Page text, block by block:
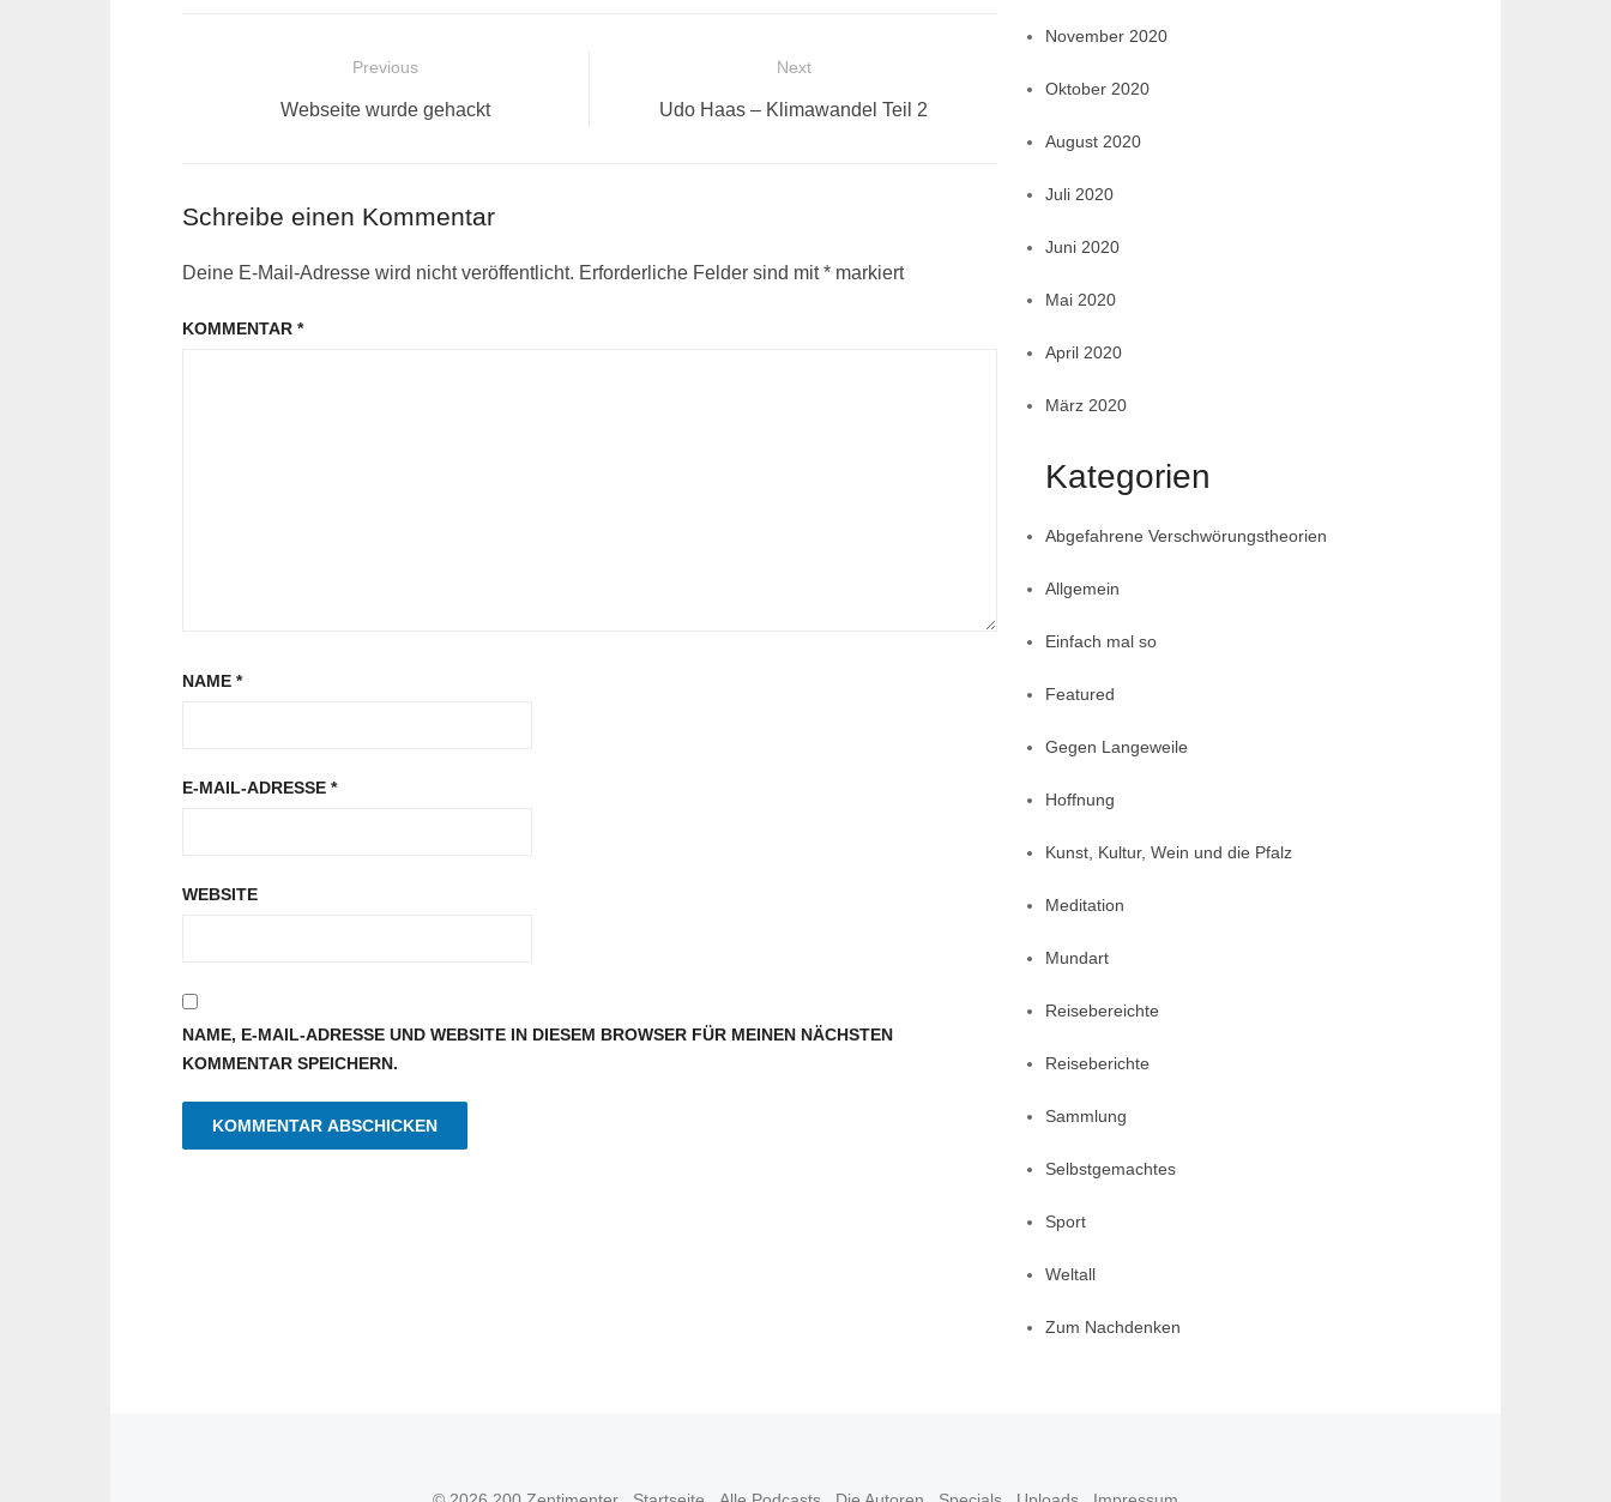
regeln.
Beitragsnavigation
Previous
Previous
Webseite wurde gehackt
Next
Next
Udo Haas – Klimawandel Teil 2
Schreibe einen Kommentar
Deine E-Mail-Adresse wird nicht veröffentlicht. Erforderliche Felder sind mit* markiert
KOMMENTAR *
NAME *
E-MAIL-ADRESSE *
WEBSITE
NAME, E-MAIL-ADRESSE UND WEBSITE IN DIESEM BROWSER FÜR MEINEN NÄCHSTEN
KOMMENTAR SPEICHERN.
November 2020
Oktober 2020
August 2020
Juli 2020
Juni 2020
Mai 2020
April 2020
März 2020
Kategorien
Abgefahrene Verschwörungstheorien
Allgemein
Einfach mal so
Featured
Gegen Langeweile
Hoffnung
Kunst, Kultur, Wein und die Pfalz
Meditation
Mundart
Reisebereichte
Reiseberichte
Sammlung
Selbstgemachtes
Sport
Weltall
Zum Nachdenken